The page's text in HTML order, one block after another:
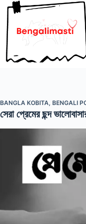
Skip
to
content
BANGLA KOBITA, BENGALI
সেরা প্রেমের ছন্দ